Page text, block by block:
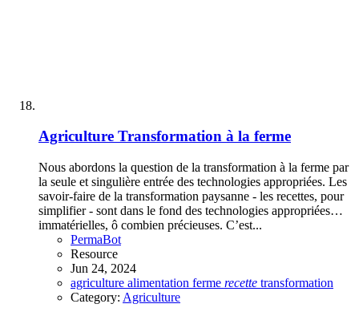
Agriculture Transformation à la ferme
Nous abordons la question de la transformation à la ferme par
la seule et singulière entrée des technologies appropriées. Les
savoir-faire de la transformation paysanne - les recettes, pour
simplifier - sont dans le fond des technologies appropriées…
immatérielles, ô combien précieuses. C’est...
PermaBot
Resource
Jun 24, 2024
agriculture alimentation ferme recette transformation
Category: Agriculture